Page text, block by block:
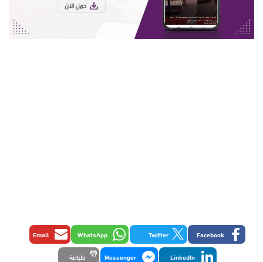
Facebook
Twitter
WhatsApp
Email
LinkedIn
Messenger طباعة